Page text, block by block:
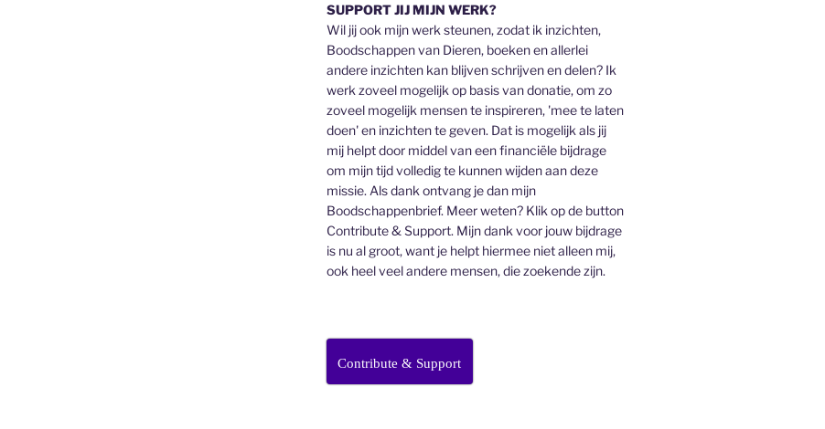
SUPPORT JIJ MIJN WERK?
Wil jij ook mijn werk steunen, zodat ik inzichten,
Boodschappen van Dieren, boeken en allerlei
andere inzichten kan blijven schrijven en delen? Ik
werk zoveel mogelijk op basis van donatie, om zo
zoveel mogelijk mensen te inspireren, 'mee te laten
doen' en inzichten te geven. Dat is mogelijk als jij
mij helpt door middel van een financiële bijdrage
om mijn tijd volledig te kunnen wijden aan deze
missie. Als dank ontvang je dan mijn
Boodschappenbrief. Meer weten? Klik op de button
Contribute & Support. Mijn dank voor jouw bijdrage
is nu al groot, want je helpt hiermee niet alleen mij,
ook heel veel andere mensen, die zoekende zijn.
Contribute & Support